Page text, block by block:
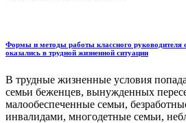
Формы и методы работы классного руководителя
оказались в трудной жизненной ситуации
В трудные жизненные условия
семьи беженцев, вынужденных
малообеспеченные семьи,
инвалидами, многодетные семьи,